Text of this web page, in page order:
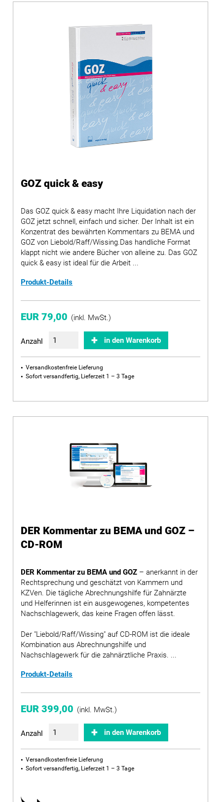
GOZ quick & easy
Das GOZ quick & easy macht Ihre Liquidation nach der
GOZ jetzt schnell, einfach und sicher. Der Inhalt ist ein
Konzentrat des bewährten Kommentars zu BEMA und
GOZ von Liebold/Raff/Wissing.Das handliche Format
klappt nicht wie andere Bücher von alleine zu. Das GOZ
quick & easy ist ideal für die Arbeit ...
Produkt-Details
EUR 79,00 (inkl. MwSt.)
Anzahl in den Warenkorb
Versandkostenfreie Lieferung
Sofort versandfertig, Lieferzeit 1 – 3 Tage
DER Kommentar zu BEMA und GOZ –
CD-ROM
DER Kommentar zu BEMA und GOZ – anerkannt in der
Rechtsprechung und geschätzt von Kammern und
KZVen. Die tägliche Abrechnungshilfe für Zahnärzte
und Helferinnen ist ein ausgewogenes, kompetentes
Nachschlagewerk, das keine Fragen offen lässt.
Der "Liebold/Raff/Wissing" auf CD-ROM ist die ideale
Kombination aus Abrechnungshilfe und
Nachschlagewerk für die zahnärztliche Praxis. ...
Produkt-Details
EUR 399,00 (inkl. MwSt.)
Anzahl in den Warenkorb
Versandkostenfreie Lieferung
Sofort versandfertig, Lieferzeit 1 – 3 Tage